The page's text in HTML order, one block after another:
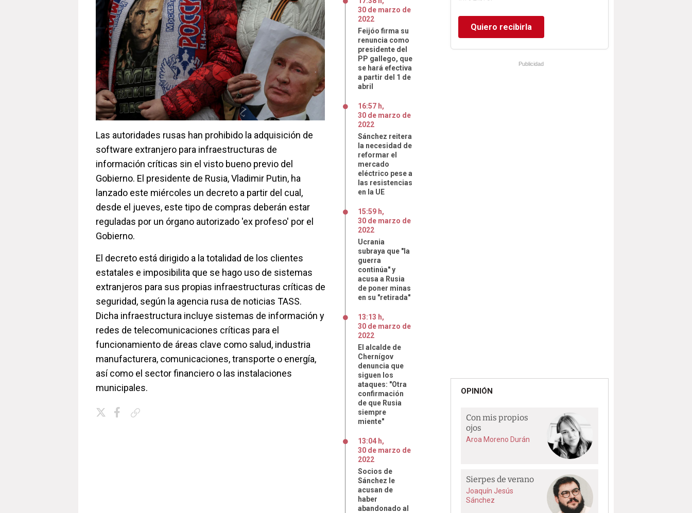
Las autoridades rusas han prohibido la adquisición de
software extranjero para infraestructuras de
información críticas sin el visto bueno previo del
Gobierno. El presidente de Rusia, Vladimir Putin, ha
lanzado este miércoles un decreto a partir del cual,
desde el jueves, este tipo de compras deberán estar
reguladas por un órgano autorizado 'ex profeso' por el
Gobierno.
El decreto está dirigido a la totalidad de los clientes
estatales e imposibilita que se hago uso de sistemas
extranjeros para sus propias infraestructuras críticas de
seguridad, según la agencia rusa de noticias TASS.
Dicha infraestructura incluye sistemas de información y
redes de telecomunicaciones críticas para el
funcionamiento de áreas clave como salud, industria
manufacturera, comunicaciones, transporte o energía,
así como el sector financiero o las instalaciones
municipales.
30 de marzo de
2022
Feijóo firma su
renuncia como
presidente del
PP gallego, que
se hará efectiva
a partir del 1 de
abril
16:57 h,
30 de marzo de
2022
Sánchez reitera
la necesidad de
reformar el
mercado
eléctrico pese a
las resistencias
en la UE
15:59 h,
30 de marzo de
2022
Ucrania
subraya que "la
guerra
continúa" y
acusa a Rusia
de poner minas
en su "retirada"
13:13 h,
30 de marzo de
2022
El alcalde de
Chernígov
denuncia que
siguen los
ataques: "Otra
confirmación
de que Rusia
siempre
miente"
13:04 h,
30 de marzo de
2022
Socios de
Sánchez le
acusan de
haber
abandonado al
Quiero recibirla
Publicidad
OPINIÓN
Con mis propios
ojos
Aroa Moreno Durán
Sierpes de verano
Joaquín Jesús
Sánchez